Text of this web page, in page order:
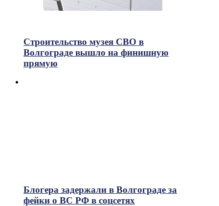
Строительство музея СВО в
Волгограде вышло на финишную
прямую
Блогера задержали в Волгограде за
фейки о ВС РФ в соцсетях